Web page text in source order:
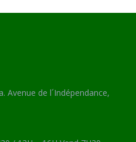
Avenue de l´Indépendance,